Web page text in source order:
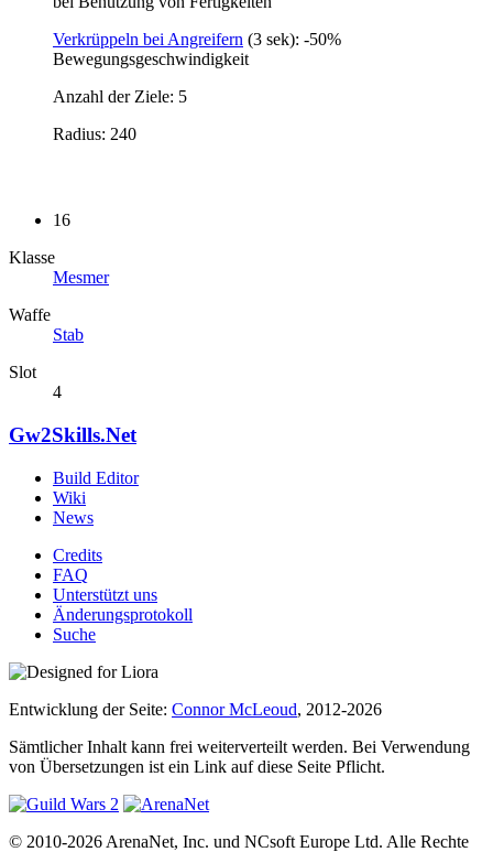
Verkrüppeln bei Angreifern (3 sek): -50%
Bewegungsgeschwindigkeit
Anzahl der Ziele: 5
Radius: 240
16
Klasse
Mesmer
Waffe
Stab
Slot
4
Gw2Skills.Net
Build Editor
Wiki
News
Credits
FAQ
Unterstützt uns
Änderungsprotokoll
Suche
Entwicklung der Seite: Connor McLeoud, 2012-2026
Sämtlicher Inhalt kann frei weiterverteilt werden. Bei Verwendung
von Übersetzungen ist ein Link auf diese Seite Pflicht.
© 2010-2026 ArenaNet, Inc. und NCsoft Europe Ltd. Alle Rechte